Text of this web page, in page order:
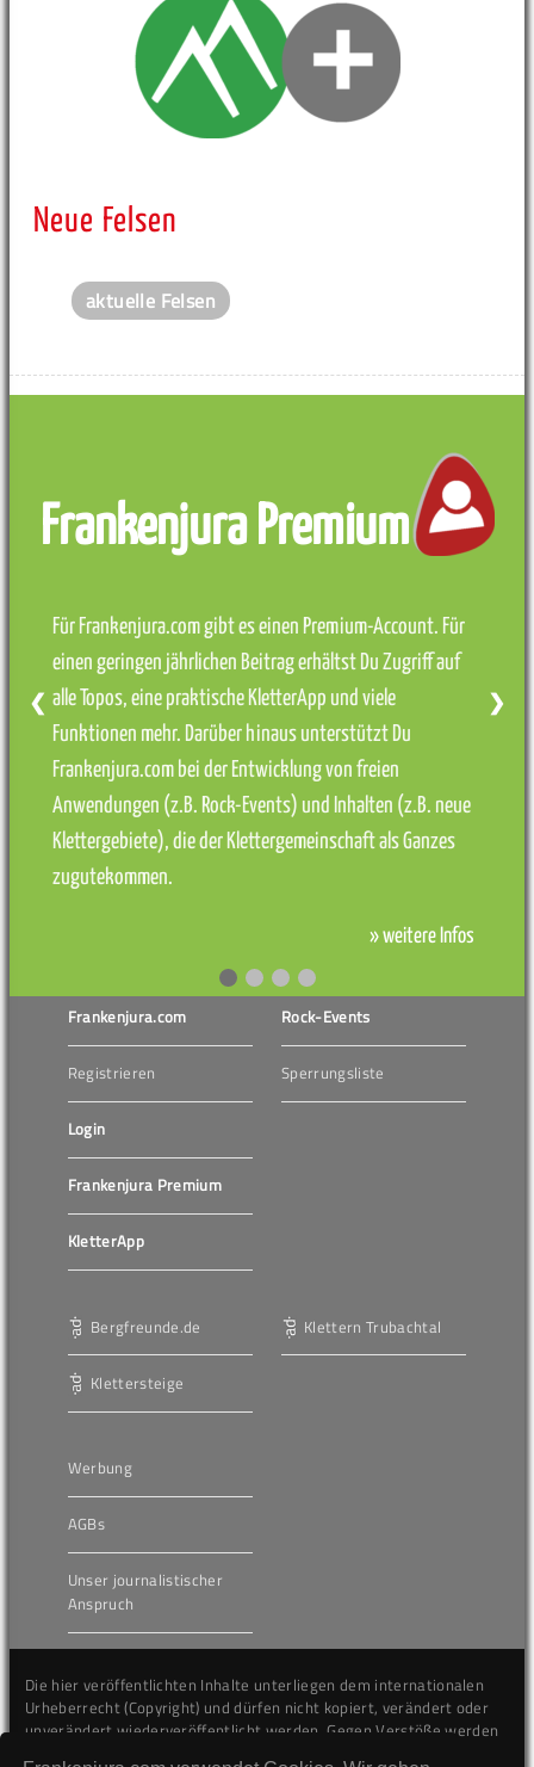
Neue Felsen
aktuelle Felsen
Frankenjura Premium
Für Frankenjura.com gibt es einen Premium-Account. Für
einen geringen jährlichen Beitrag erhältst Du Zugriff auf
alle Topos, eine praktische KletterApp und viele
Funktionen mehr. Darüber hinaus unterstützt Du
Frankenjura.com bei der Entwicklung von freien
Anwendungen (z.B. Rock-Events) und Inhalten (z.B. neue
Klettergebiete), die der Klettergemeinschaft als Ganzes
zugutekommen.
» weitere Infos
❮ ❯
Frankenjura.com
Registrieren
Login
Frankenjura Premium
KletterApp
Rock-Events
Sperrungsliste
Bergfreunde.de
Klettersteige
Klettern Trubachtal
Werbung
AGBs
Unser journalistischer
Anspruch
Die hier veröffentlichten Inhalte unterliegen dem internationalen
Urheberrecht (Copyright) und dürfen nicht kopiert, verändert oder
unverändert wiederveröffentlicht werden. Gegen Verstöße werden